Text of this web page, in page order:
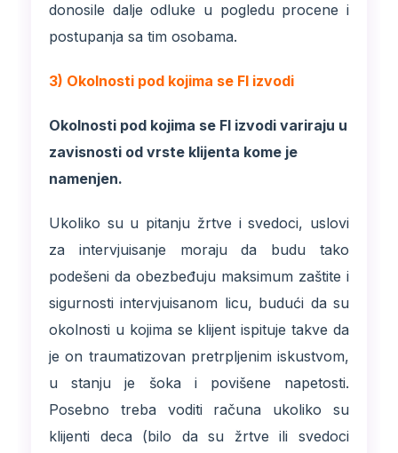
donosile dalje odluke u pogledu procene i
postupanja sa tim osobama.
3) Okolnosti pod kojima se FI izvodi
Okolnosti pod kojima se FI izvodi variraju u
zavisnosti od vrste klijenta kome je
namenjen.
Ukoliko su u pitanju žrtve i svedoci, uslovi
za intervjuisanje moraju da budu tako
podešeni da obezbeđuju maksimum zaštite i
sigurnosti intervjuisanom licu, budući da su
okolnosti u kojima se klijent ispituje takve da
je on traumatizovan pretrpljenim iskustvom,
u stanju je šoka i povišene napetosti.
Posebno treba voditi računa ukoliko su
klijenti deca (bilo da su žrtve ili svedoci